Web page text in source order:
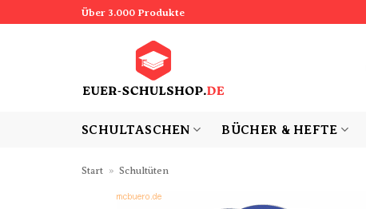
Über 3.000 Produkte
SCHULTASCHEN BÜCHER & HEFTE
Start » Schultüten